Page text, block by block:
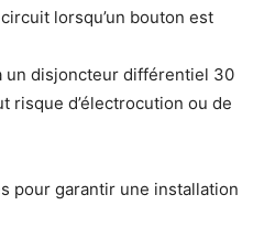
lorsqu’un bouton est
un disjoncteur différentiel 30
risque d’électrocution ou de
pour garantir une installation